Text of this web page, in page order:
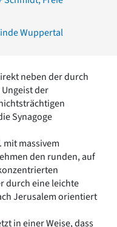
Wuppertal
neben der durch
der
Synagoge
mit massivem
den runden, auf
durch eine leichte
Jerusalem orientiert
in einer Weise, dass